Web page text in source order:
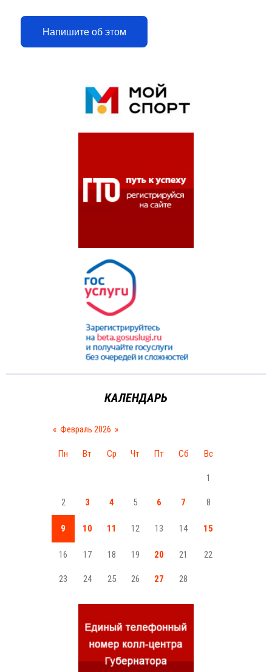
Напишите об этом
КАЛЕНДАРЬ
« Февраль 2026 »
Пн Вт Ср Чт Пт Сб Вс
1
2 3 4 5 6 7 8
9 10 11 12 13 14 15
16 17 18 19 20 21 22
23 24 25 26 27 28